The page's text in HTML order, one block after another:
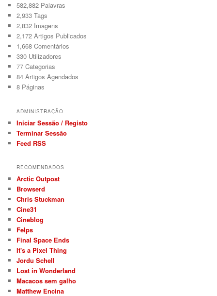
582,882 Palavras
2,933 Tags
2,832 Imagens
2,172 Artigos Publicados
1,668 Comentários
330 Utilizadores
77 Categorias
84 Artigos Agendados
8 Páginas
ADMINISTRAÇÃO
Iniciar Sessão / Registo
Terminar Sessão
Feed RSS
RECOMENDADOS
Arctic Outpost
Browserd
Chris Stuckman
Cine31
Cineblog
Felps
Final Space Ends
It's a Pixel Thing
Jordu Schell
Lost in Wonderland
Macacos sem galho
Matthew Encina